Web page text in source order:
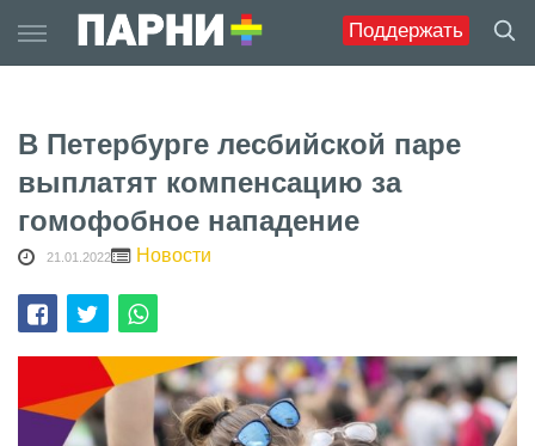
Поддержать
to
content
В Петербурге лесбийской паре
выплатят компенсацию за
гомофобное нападение
21.01.2022 Новости